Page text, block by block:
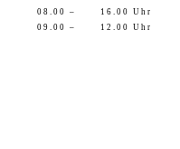
08.00 –
16.00 Uhr
09.00 – 12.00 Uhr